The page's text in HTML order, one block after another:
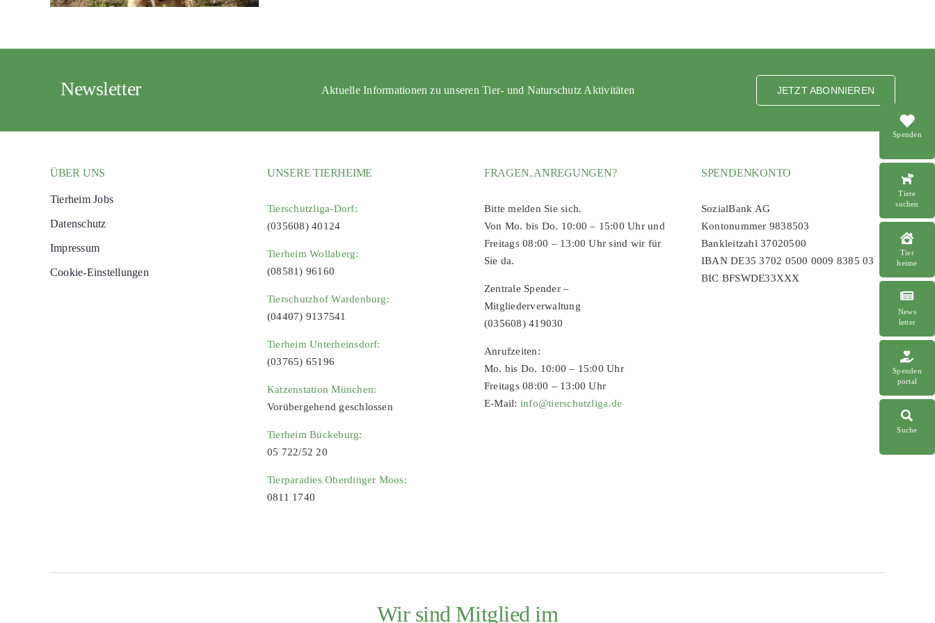
Spenden
Tiere
suchen
Tier
heime
News
letter
Spenden
portal
Suche
Newsletter Aktuelle Informationen zu unseren Tier- und Naturschutz Aktivitäten JETZT ABONNIEREN
ÜBER UNS
Tierheim Jobs
Datenschutz
Impressum
Cookie-Einstellungen
UNSERE TIERHEIME
Tierschutzliga-Dorf:
(035608) 40124
Tierheim Wollaberg:
(08581) 96160
Tierschutzhof Wardenburg:
(04407) 9137541
Tierheim Unterheinsdorf:
(03765) 65196
Katzenstation München:
Vorübergehend geschlossen
Tierheim Bückeburg:
05 722/52 20
Tierparadies Oberdinger Moos:
0811 1740
FRAGEN, ANREGUNGEN?
Bitte melden Sie sich.
Von Mo. bis Do. 10:00 – 15:00 Uhr und
Freitags 08:00 – 13:00 Uhr sind wir für
Sie da.
Zentrale Spender –
Mitgliederverwaltung
(035608) 419030
Anrufzeiten:
Mo. bis Do. 10:00 – 15:00 Uhr
Freitags 08:00 – 13:00 Uhr
E-Mail: info@tierschutzliga.de
SPENDENKONTO
SozialBank AG
Kontonummer 9838503
Bankleitzahl 37020500
IBAN DE35 3702 0500 0009 8385 03
BIC BFSWDE33XXX
Wir sind Mitglied im